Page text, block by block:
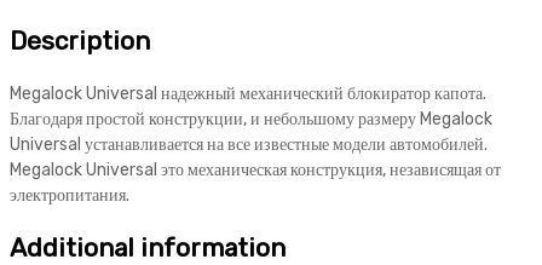
Description
Megalock Universal надежный механический блокиратор капота.
Благодаря простой конструкции, и небольшому размеру Megalock
Universal устанавливается на все известные модели автомобилей.
Megalock Universal это механическая конструкция, независящая от
электропитания.
Additional information